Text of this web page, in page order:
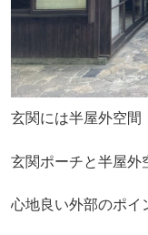
玄関には半屋外空間
玄関ポーチと半屋外
心地良い外部のポイ